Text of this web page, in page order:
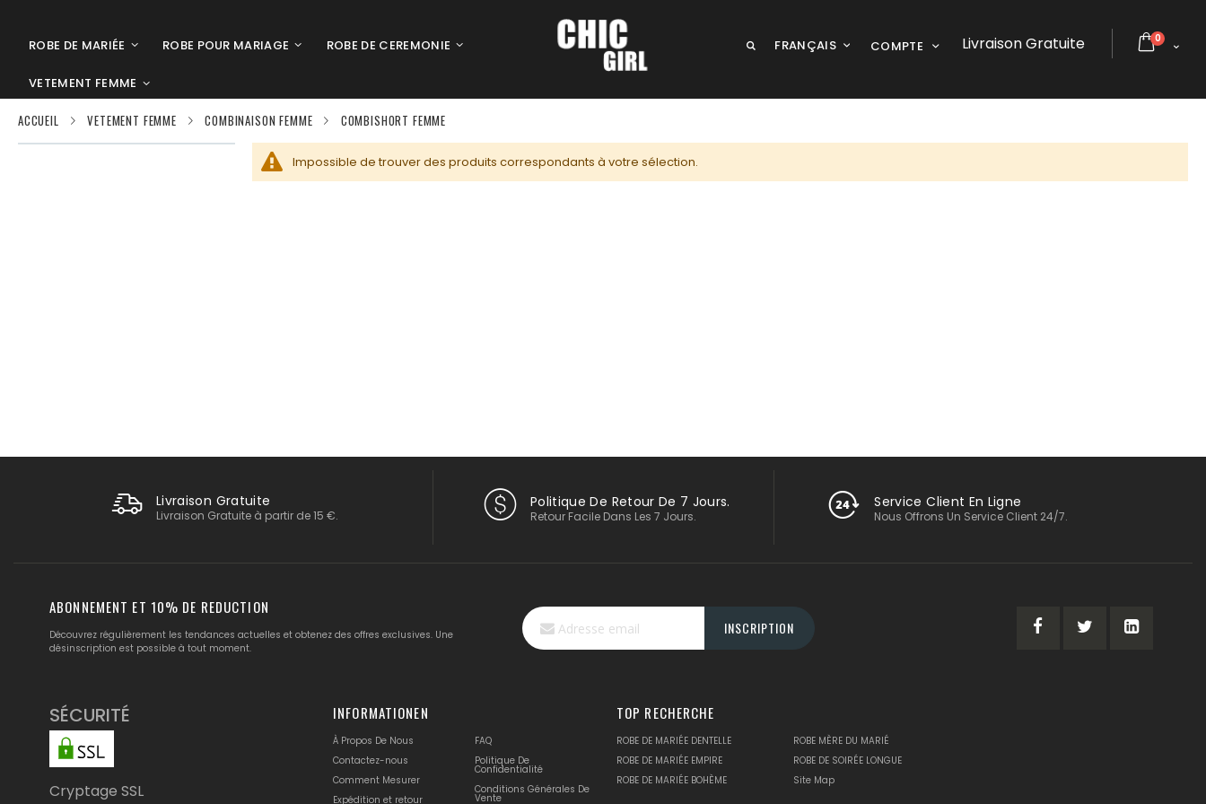
ROBE DE MARIÉE ROBE POUR MARIAGE ROBE DE CEREMONIE
VETEMENT FEMME
Allez
LANGUE
FRANÇAIS COMPTE Livraison Gratuite Cart
0articles
ACCUEIL VETEMENT FEMME COMBINAISON FEMME COMBISHORT FEMME
Impossible de trouver des produits correspondants à votre sélection.
Livraison Gratuite
Livraison Gratuite à partir de 15 €.
Politique De Retour De 7 Jours.
Retour Facile Dans Les 7 Jours.
Service Client En Ligne
Nous Offrons Un Service Client 24/7.
ABONNEMENT ET 10% DE REDUCTION
Découvrez régulièrement les tendances actuelles et obtenez des offres exclusives. Une
désinscription est possible à tout moment.
Inscription
à
notre
lettre
INSCRIPTION
SÉCURITÉ
Cryptage SSL
INFORMATIONEN
À Propos De Nous
Contactez-nous
Comment Mesurer
Expédition et retour
FAQ
Politique De
Confidentialité
Conditions Générales De
Vente
TOP RECHERCHE
ROBE DE MARIÉE DENTELLE
ROBE DE MARIÉE EMPIRE
ROBE DE MARIÉE BOHÈME
ROBE MÈRE DU MARIÉ
ROBE DE SOIRÉE LONGUE
Site Map